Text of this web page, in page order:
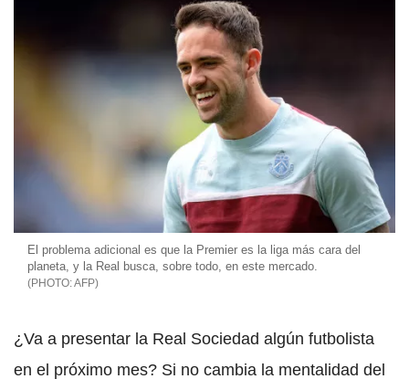
El problema adicional es que la Premier es la liga más cara del
planeta, y la Real busca, sobre todo, en este mercado.
AFP
¿Va a presentar la Real Sociedad algún futbolista
en el próximo mes? Si no cambia la mentalidad del